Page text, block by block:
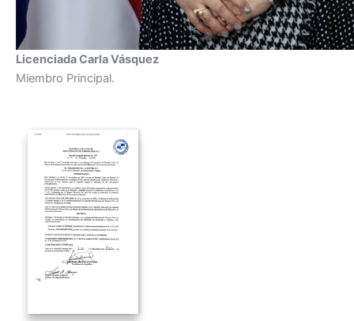
Licenciada Carla Vásquez
Miembro Principal.